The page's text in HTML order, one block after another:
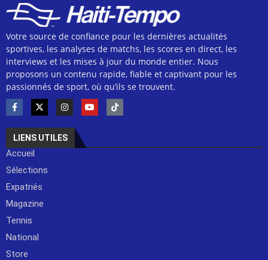
Votre source de confiance pour les dernières actualités
sportives, les analyses de matchs, les scores en direct, les
interviews et les mises à jour du monde entier. Nous
proposons un contenu rapide, fiable et captivant pour les
passionnés de sport, où qu’ils se trouvent.
LIENS UTILES
Accueil
Sélections
Expatriés
Magazine
Tennis
National
Store